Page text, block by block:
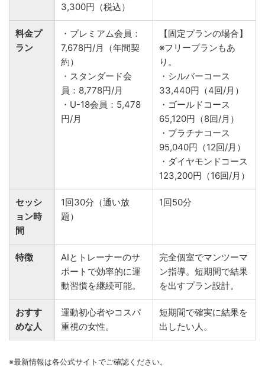
3,300円（税込）
料金プ
ラン
・プレミアム会員：
7,678円/月（年間契
約）
・スタンダード会
員：8,778円/月
・U-18会員：5,478
円/月
【固定プランの場合】
※フリープランもあ
り。
・シルバーコース
33,440円（4回/月）
・ゴールドコース
65,120円（8回/月）
・プラチナコース
95,040円（12回/月）
・ダイヤモンドコース
123,200円（16回/月）
セッシ
ョン時
間
1回30分（通い放
題）
1回50分
特徴
AIとトレーナーのサ
ポートで効率的に運
動習慣を継続可能。
完全個室でマンツーマ
ン指導。短期間で結果
を出すプラン設計。
おすす
めな人
運動初心者やコスパ
重視の女性。
短期間で確実に結果を
出したい人。
※最新情報は各公式サイトでご確認ください。